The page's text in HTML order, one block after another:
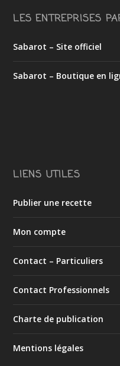
LES ENTREPRISES
Sabarot – Site officiel
Sabarot – Boutique en
LIENS UTILES
Publier une recette
Mon compte
Contact – Particuliers
Contact Professionnels
Charte de publication
Mentions légales